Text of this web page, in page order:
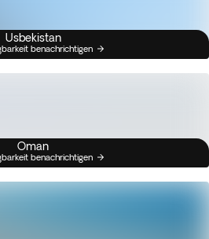
Usbekistan
benachrichtigen
Oman
benachrichtigen